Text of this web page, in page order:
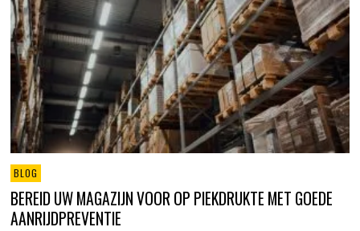
BLOG
BEREID UW MAGAZIJN VOOR OP PIEKDRUKTE MET GOEDE
AANRIJDPREVENTIE